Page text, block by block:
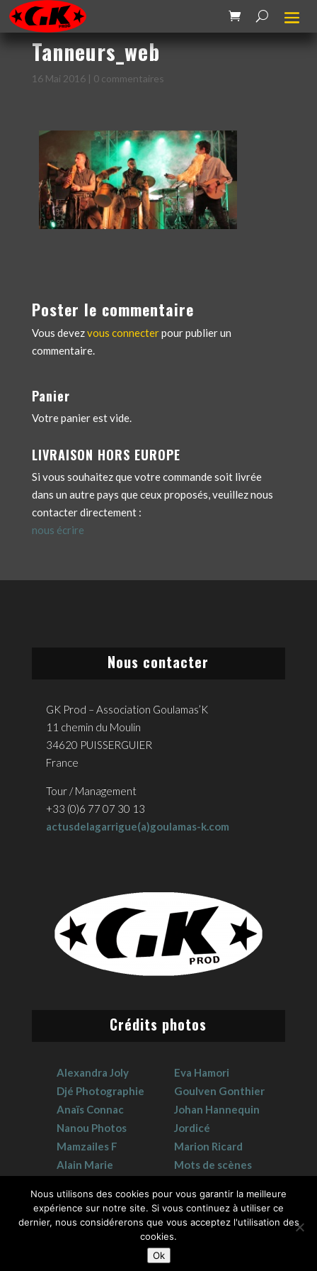
Tanneurs_web
16 Mai 2016| 0 commentaires
Poster le commentaire
Vous devezvous connecterpour publier un
commentaire.
Panier
Votre panier est vide.
LIVRAISON HORS EUROPE
Si vous souhaitez que votre commande soit livrée
dans un autre pays que ceux proposés, veuillez nous
contacter directement :
nous écrire
Nous contacter
GK Prod – Association Goulamas’K
11 chemin du Moulin
34620 PUISSERGUIER
France
Tour / Management
+33 (0)6 77 07 30 13
actusdelagarrigue(a)goulamas-k.com
Crédits photos
Alexandra Joly
Djé Photographie
Anaïs Connac
Nanou Photos
Mamzailes F
Alain Marie
Eva Hamori
Goulven Gonthier
Johan Hannequin
Jordicé
Marion Ricard
Mots de scènes
Nous utilisons des cookies pour vous garantir la meilleure
expérience sur notre site. Si vous continuez à utiliser ce
dernier, nous considérerons que vous acceptez l'utilisation des
cookies.
Ok